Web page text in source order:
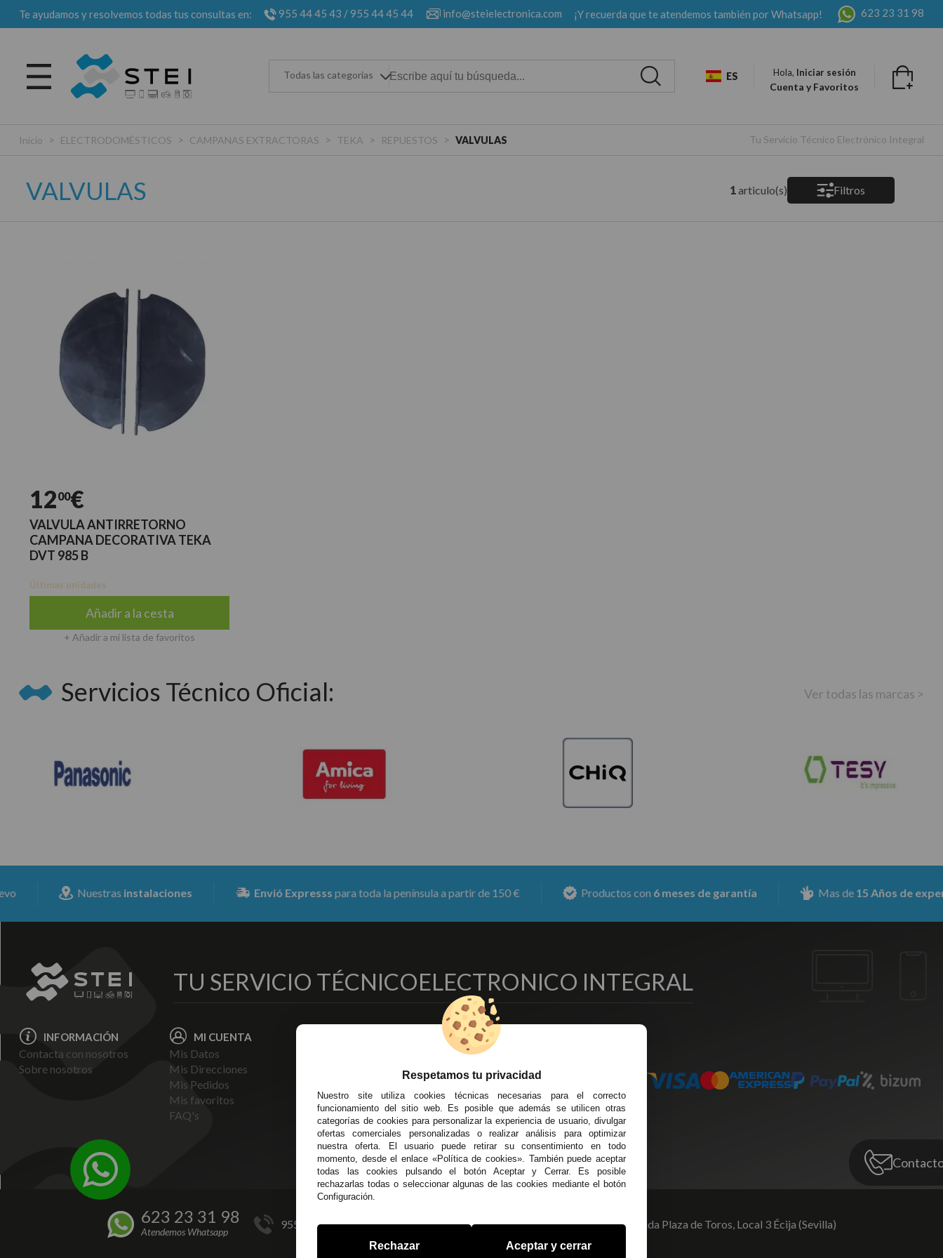
Te ayudamos y resolvemos todas tus consultas en: 955 44 45 43 /955 44 45 44 info@steielectronica.com ¡Y recuerda que te atendemos también por Whatsapp! 623 23 31 98
Todas las categorias ES Hola, Iniciar sesión
Cuenta y Favoritos
Inicio > ELECTRODOMÉSTICOS > CAMPANAS EXTRACTORAS > TEKA > REPUESTOS > VALVULAS Tu Servicio Técnico Electrónico Integral
VALVULAS 1articulo(s) Filtros
1200€
VALVULA ANTIRRETORNO
CAMPANA DECORATIVA TEKA
DVT 985 B
Últimas unidades
Añadir a la cesta
+ Añadir a mi lista de favoritos
Servicios Técnico Oficial: Ver todas las marcas >
Nuestrasinstalaciones Envió Expressspara toda la península a partir de 150 € Productos con6 meses de garantía Mas de 15 Años de experiencia
TU SERVICIO TÉCNICOELECTRONICO INTEGRAL
INFORMACIÓN
Contacta con nosotros
Sobre nosotros
MI CUENTA
Mis Datos
Mis Direcciones
Mis Pedidos
Mis favoritos
FAQ's
Entregas y Devoluciones
Pago Seguro
Terminos y
Condiciones Generales
Políticas de Cookies
DELEGACIONES
Écija - Sevilla
Av. Plaza de Toros. Local 3
Córdoba
C/ Ingeniero Iribarren, 14
Alzira - Valencia
C/ Esplugues, 135
623 23 31 98
Atendemos Whatsapp
955 44 45 43/955 44 45 44 info@steielectronica.com Avenida Plaza de Toros, Local 3 Écija (Sevilla)
Respetamos tu privacidad
Nuestro site utiliza cookies técnicas necesarias para el correcto
funcionamiento del sitio web. Es posible que además se utilicen otras
categorías de cookies para personalizar la experiencia de usuario, divulgar
ofertas comerciales personalizadas o realizar análisis para optimizar
nuestra oferta. El usuario puede retirar su consentimiento en todo
momento, desde el enlace «Política de cookies». También puede aceptar
todas las cookies pulsando el botón Aceptar y Cerrar. Es posible
rechazarlas todas o seleccionar algunas de las cookies mediante el botón
Configuración.
Rechazar Aceptar y cerrar